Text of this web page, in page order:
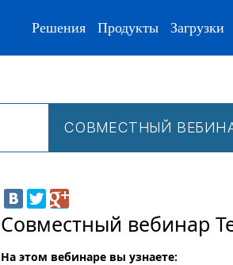
Решения Продукты Загрузки
СОВМЕСТНЫЙ
Совместный вебинар
На этом вебинаре вы узнаете: